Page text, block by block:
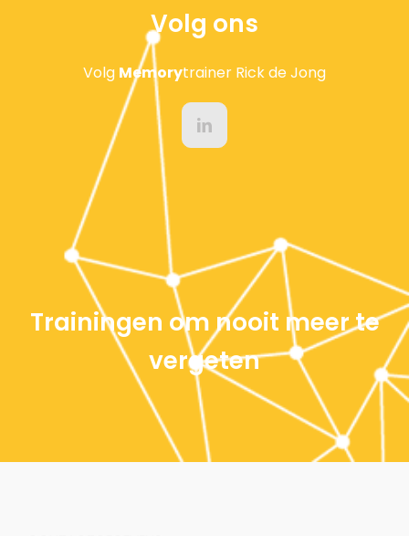
Volg ons
Volg Memorytrainer Rick de Jong
Trainingen om nooit meer te
vergeten